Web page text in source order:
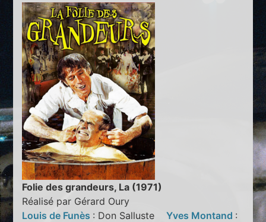
Folie des grandeurs, La (1971)
Réalisé par Gérard Oury
Louis de Funès : Don SallusteYves Montand :